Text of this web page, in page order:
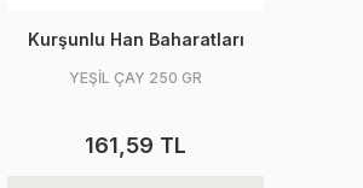
Kurşunlu Han Baharatları
YEŞİL ÇAY 250 GR
161,59 TL